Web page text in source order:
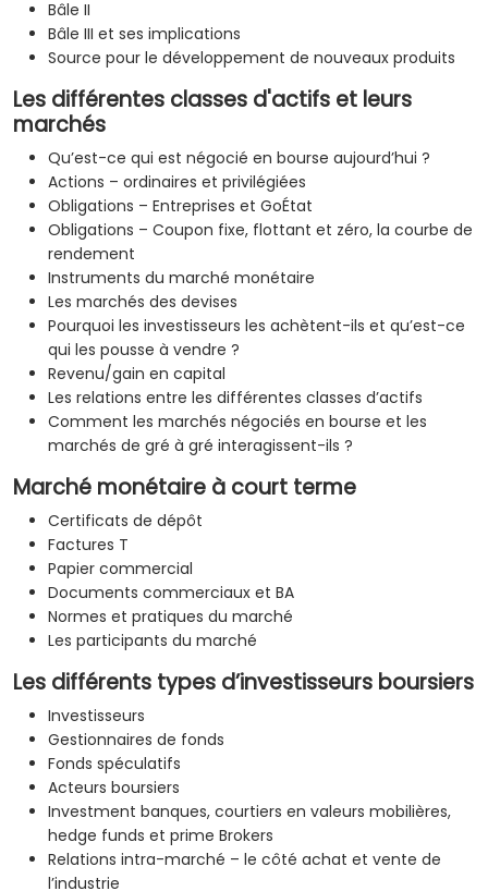
Bâle II
Bâle III et ses implications
Source pour le développement de nouveaux produits
Les différentes classes d'actifs et leurs
marchés
Qu’est-ce qui est négocié en bourse aujourd’hui ?
Actions – ordinaires et privilégiées
Obligations – Entreprises et GoÉtat
Obligations – Coupon fixe, flottant et zéro, la courbe de
rendement
Instruments du marché monétaire
Les marchés des devises
Pourquoi les investisseurs les achètent-ils et qu’est-ce
qui les pousse à vendre ?
Revenu/gain en capital
Les relations entre les différentes classes d’actifs
Comment les marchés négociés en bourse et les
marchés de gré à gré interagissent-ils ?
Marché monétaire à court terme
Certificats de dépôt
Factures T
Papier commercial
Documents commerciaux et BA
Normes et pratiques du marché
Les participants du marché
Les différents types d’investisseurs boursiers
Investisseurs
Gestionnaires de fonds
Fonds spéculatifs
Acteurs boursiers
Investment banques, courtiers en valeurs mobilières,
hedge funds et prime Brokers
Relations intra-marché – le côté achat et vente de
l’industrie